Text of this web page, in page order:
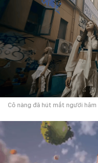
Cô nàng đã hút mắt người